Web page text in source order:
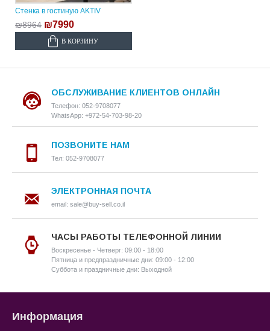
Стенка в гостиную AKTIV
₪8964 ₪7990
В КОРЗИНУ
ОБСЛУЖИВАНИЕ КЛИЕНТОВ ОНЛАЙН
Телефон: 052-9708077
WhatsApp: +972-54-703-98-20
ПОЗВОНИТЕ НАМ
Тел: 052-9708077
ЭЛЕКТРОННАЯ ПОЧТА
email: sale@buy-sell.co.il
ЧАСЫ РАБОТЫ ТЕЛЕФОННОЙ ЛИНИИ
Воскресенье - Четверг: 09:00 - 18:00
Пятница и предпраздничные дни: 09:00 - 12:00
Суббота и праздничные дни: Выходной
Информация